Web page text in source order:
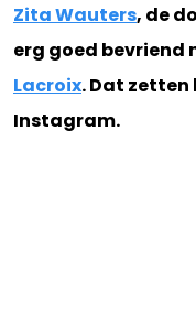
Zita Wauters, de
erg goed
Lacroix. Dat zetten
Instagram.